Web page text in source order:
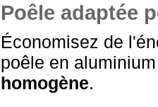
Poêle adaptée
Économisez de
poêle en
homogène.